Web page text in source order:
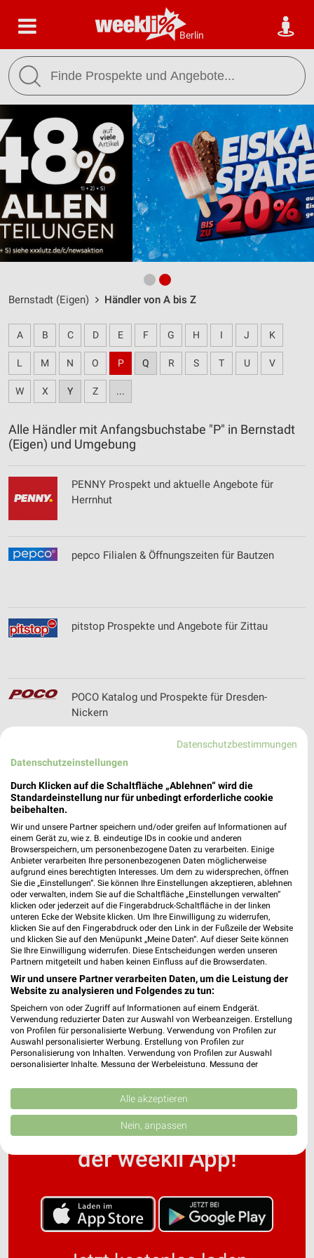
Berlin
Bernstadt (Eigen) Händler von A bis Z
A B C D E F G H I J K
L M N O P Q R S T U V
W X Y Z ...
Alle Händler mit Anfangsbuchstabe "P" in Bernstadt
(Eigen) und Umgebung
PENNY Prospekt und aktuelle Angebote für
Herrnhut
pepco Filialen & Öffnungszeiten für Bautzen
pitstop Prospekte und Angebote für Zittau
POCO Katalog und Prospekte für Dresden-
Nickern
POLO Prospekte und Angebote für Dresden
porta Katalog und Prospekte für Görlitz
Premio Reifen + Autoservice Filialen &
Öffnungszeiten für Heidenau
Prohliszentrum Filialen & Öffnungszeiten für
Dresden
Noch mehr Angebote in
der weekli App!
Datenschutzbestimmungen
Datenschutzeinstellungen
Durch Klicken auf die Schaltfläche „Ablehnen“ wird die
Standardeinstellung nur für unbedingt erforderliche cookie
beibehalten.
Wir und unsere Partner speichern und/oder greifen auf Informationen auf
einem Gerät zu, wie z. B. eindeutige IDs in cookie und anderen
Browserspeichern, um personenbezogene Daten zu verarbeiten. Einige
Anbieter verarbeiten Ihre personenbezogenen Daten möglicherweise
aufgrund eines berechtigten Interesses. Um dem zu widersprechen, öffnen
Sie die „Einstellungen“. Sie können Ihre Einstellungen akzeptieren, ablehnen
oder verwalten, indem Sie auf die Schaltfläche „Einstellungen verwalten“
klicken oder jederzeit auf die Fingerabdruck-Schaltfläche in der linken
unteren Ecke der Website klicken. Um Ihre Einwilligung zu widerrufen,
klicken Sie auf den Fingerabdruck oder den Link in der Fußzeile der Website
und klicken Sie auf den Menüpunkt „Meine Daten“. Auf dieser Seite können
Sie Ihre Einwilligung widerrufen. Diese Entscheidungen werden unseren
Partnern mitgeteilt und haben keinen Einfluss auf die Browserdaten.
Wir und unsere Partner verarbeiten Daten, um die Leistung der
Website zu analysieren und Folgendes zu tun:
Speichern von oder Zugriff auf Informationen auf einem Endgerät.
Verwendung reduzierter Daten zur Auswahl von Werbeanzeigen. Erstellung
von Profilen für personalisierte Werbung. Verwendung von Profilen zur
Auswahl personalisierter Werbung. Erstellung von Profilen zur
Personalisierung von Inhalten. Verwendung von Profilen zur Auswahl
personalisierter Inhalte. Messung der Werbeleistung. Messung der
Kombinationen von Daten aus verschiedenen Quellen. Entwicklung und
Verbesserung der Angebote. Verwendung reduzierter Daten zur Auswahl
von Inhalten.
Daten können außerhalb der Europäischen Union weitergegeben und in die
USA gesendet werden.
Website/App.
Wir nutzen Ihre Daten für folgende Zwecke:
IAB-Verarbeitungszwecke:
Speichern von oder Zugriff auf Informationen
Alle akzeptieren
Nein, anpassen